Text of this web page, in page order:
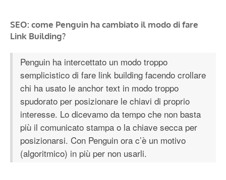
SEO: come Penguin ha cambiato il modo di fare
Link Building?
Penguin ha intercettato un modo troppo
semplicistico di fare link building facendo crollare
chi ha usato le anchor text in modo troppo
spudorato per posizionare le chiavi di proprio
interesse. Lo dicevamo da tempo che non basta
più il comunicato stampa o la chiave secca per
posizionarsi. Con Penguin ora c’è un motivo
(algoritmico) in più per non usarli.